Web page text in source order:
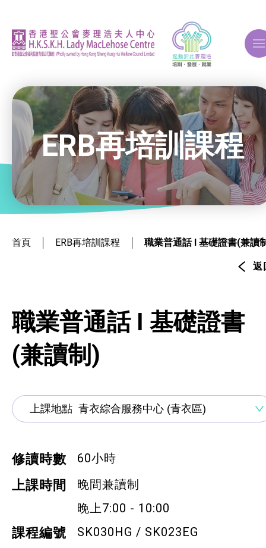
關於我們
ERB再培訓課程
就業掛鈎課程
少數族裔人士課程
新來港人士課程
青年培育計劃
ERB服務點
ERB資訊
ERB再培訓課程
首頁 ERB再培訓課程 職業普通話 I 基礎證書(兼讀
返
職業普通話 I 基礎證書
(兼讀制)
修讀時數 60小時
上課時間
晚間兼讀制
晚上7:00 - 10:00
課程編號 SK030HG / SK023EG